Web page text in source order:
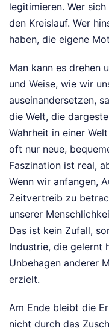
legitimieren. Wer
den Kreislauf. Wer
haben, die eigene
Man kann es drehen
und Weise, wie wir
auseinandersetzen,
die Welt, die
Wahrheit in einer
oft nur neue,
Faszination ist real,
Wenn wir anfangen,
Zeitvertreib zu
unserer
Das ist kein Zufall,
Industrie, die gelernt
Unbehagen anderer
erzielt.
Am Ende bleibt die
nicht durch das